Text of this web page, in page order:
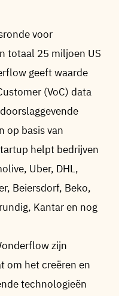
voor
totaal 25 miljoen US
geeft waarde
(VoC) data
op basis van
helpt bedrijven
Uber, DHL,
Beiersdorf, Beko,
Kantar en nog
zijn
om het creëren en
technologieën